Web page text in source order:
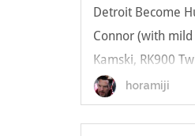
Detroit Become
Connor (with
Kamski, RK900
ผลลัพธ์การเลือกข
horamiji